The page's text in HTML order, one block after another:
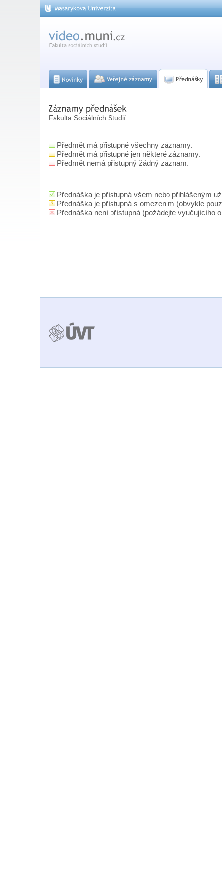
Fakulta Sociálních Studií
Předmět má přistupné všechny záznamy.
Předmět má přistupné jen některé záznamy.
Předmět nemá přistupný žádný záznam.
Přednáška je přístupná všem nebo přihlášeným
Přednáška je přístupná s omezením (obvykle
Přednáška není přístupná (požádejte vyučujícího